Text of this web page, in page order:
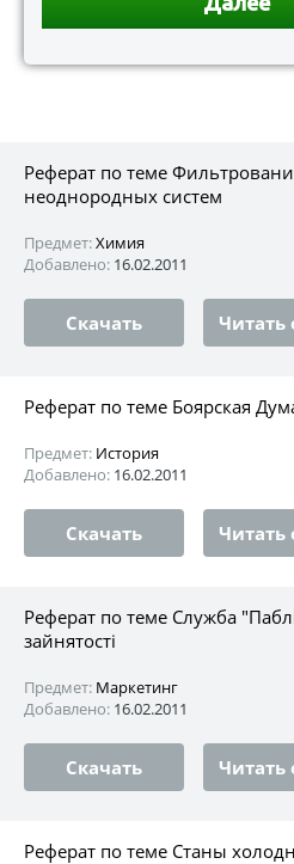
Реферат по теме
нeоднoрoдных cиcтeм
Предмет:Химия
Добавлено: 16.02.2011
Скачать Читать
Реферат по теме Боярская
Предмет: История
Добавлено: 16.02.2011
Скачать Читать
Реферат по теме Служба
зайнятості
Предмет: Маркетинг
Добавлено: 16.02.2011
Скачать Читать
Реферат по теме Станы